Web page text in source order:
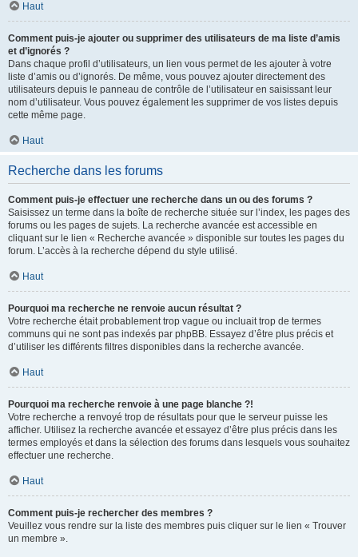
Haut
Comment puis-je ajouter ou supprimer des utilisateurs de ma liste d’amis
et d’ignorés ?
Dans chaque profil d’utilisateurs, un lien vous permet de les ajouter à votre
liste d’amis ou d’ignorés. De même, vous pouvez ajouter directement des
utilisateurs depuis le panneau de contrôle de l’utilisateur en saisissant leur
nom d’utilisateur. Vous pouvez également les supprimer de vos listes depuis
cette même page.
Haut
Recherche dans les forums
Comment puis-je effectuer une recherche dans un ou des forums ?
Saisissez un terme dans la boîte de recherche située sur l’index, les pages des
forums ou les pages de sujets. La recherche avancée est accessible en
cliquant sur le lien « Recherche avancée » disponible sur toutes les pages du
forum. L’accès à la recherche dépend du style utilisé.
Haut
Pourquoi ma recherche ne renvoie aucun résultat ?
Votre recherche était probablement trop vague ou incluait trop de termes
communs qui ne sont pas indexés par phpBB. Essayez d’être plus précis et
d’utiliser les différents filtres disponibles dans la recherche avancée.
Haut
Pourquoi ma recherche renvoie à une page blanche ?!
Votre recherche a renvoyé trop de résultats pour que le serveur puisse les
afficher. Utilisez la recherche avancée et essayez d’être plus précis dans les
termes employés et dans la sélection des forums dans lesquels vous souhaitez
effectuer une recherche.
Haut
Comment puis-je rechercher des membres ?
Veuillez vous rendre sur la liste des membres puis cliquer sur le lien « Trouver
un membre ».